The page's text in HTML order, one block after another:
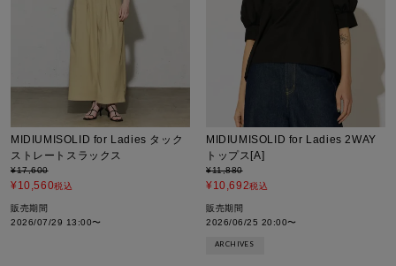
MIDIUMISOLID for Ladies タック
ストレートスラックス
¥17,600
¥10,560税込
販売期間
2026/07/29 13:00〜
MIDIUMISOLID for Ladies 2WAY
トップス[A]
¥11,880
¥10,692税込
販売期間
2026/06/25 20:00〜
ARCHIVES